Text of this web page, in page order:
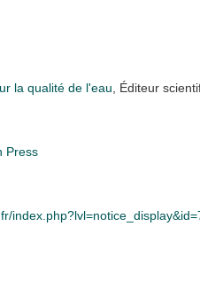
la qualité de l'eau , Éditeur
Press